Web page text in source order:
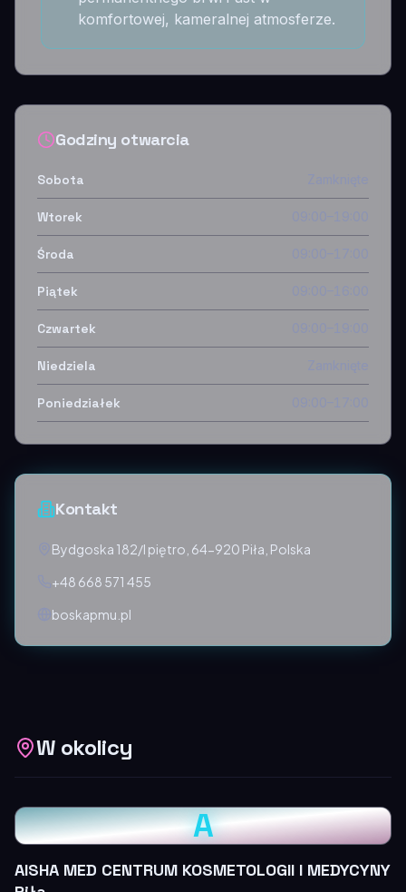
komfortowej, kameralnej atmosferze.
Godziny otwarcia
Sobota
Wtorek
Środa
Piątek
Czwartek
Niedziela
Poniedziałek
Kontakt
Bydgoska 182/I piętro, 64-920 Piła, Polska
+48 668 571 455
boskapmu.pl
W okolicy
A
AISHA MED CENTRUM KOSMETOLOGII I MEDYCYNY